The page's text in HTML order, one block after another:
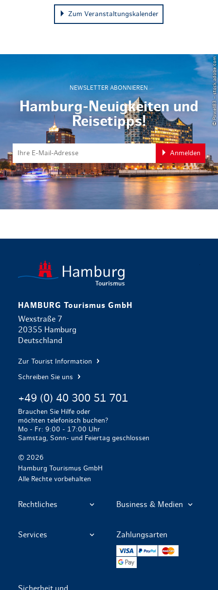
Zum Veranstaltungskalender
NEWSLETTER ABONNIEREN
Hamburg-Neuigkeiten und
Reisetipps!
Anmelden
© Powell83 – stock.adobe.com
HAMBURG Tourismus GmbH
Wexstraße 7
20355 Hamburg
Deutschland
Zur Tourist Information
Schreiben Sie uns
+49 (0) 40 300 51 701
Brauchen Sie Hilfe oder
möchten telefonisch buchen?
Mo - Fr: 9:00 - 17:00 Uhr
Samstag, Sonn- und Feiertag geschlossen
© 2026
Hamburg Tourismus GmbH
Alle Rechte vorbehalten
Rechtliches Business & Medien
Services Zahlungsarten
VISA PayPal
Sicherheit und